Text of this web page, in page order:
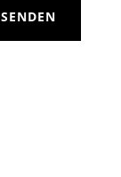
SENDEN